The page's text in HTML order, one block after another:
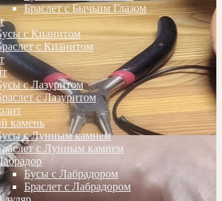
Браслет с Бычьим Глазом
с Кианитом
с Кианитом
с Лазуритом
с Лазуритом
камень
с Лунным камнем
с Лунным камнем
Бусы с Лабрадором
Браслет с Лабрадором